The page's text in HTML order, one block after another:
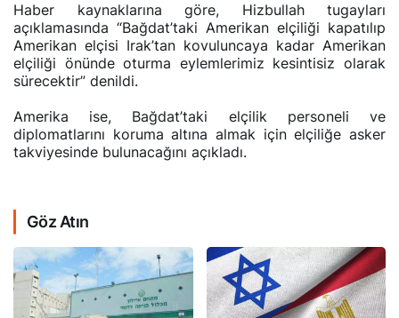
Haber kaynaklarına göre, Hizbullah tugayları
açıklamasında “Bağdat’taki Amerikan elçiliği kapatılıp
Amerikan elçisi Irak’tan kovuluncaya kadar Amerikan
elçiliği önünde oturma eylemlerimiz kesintisiz olarak
sürecektir” denildi.
Amerika ise, Bağdat’taki elçilik personeli ve
diplomatlarını koruma altına almak için elçiliğe asker
takviyesinde bulunacağını açıkladı.
Göz Atın